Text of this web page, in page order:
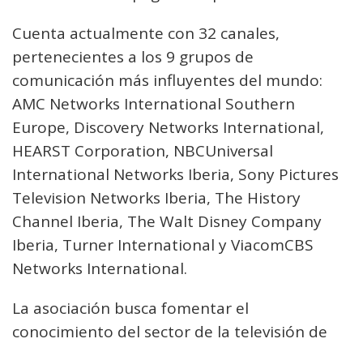
Cuenta actualmente con 32 canales,
pertenecientes a los 9 grupos de
comunicación más influyentes del mundo:
AMC Networks International Southern
Europe, Discovery Networks International,
HEARST Corporation, NBCUniversal
International Networks Iberia, Sony Pictures
Television Networks Iberia, The History
Channel Iberia, The Walt Disney Company
Iberia, Turner International y ViacomCBS
Networks International.
La asociación busca fomentar el
conocimiento del sector de la televisión de